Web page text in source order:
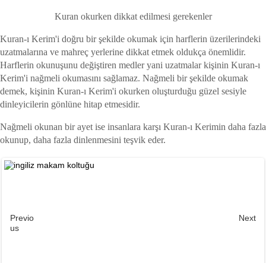
Kuran okurken dikkat edilmesi gerekenler
Kuran-ı Kerim'i doğru bir şekilde okumak için harflerin üzerilerindeki
uzatmalarına ve mahreç yerlerine dikkat etmek oldukça önemlidir.
Harflerin okunuşunu değiştiren medler yani uzatmalar kişinin Kuran-ı
Kerim'i nağmeli okumasını sağlamaz. Nağmeli bir şekilde okumak
demek, kişinin Kuran-ı Kerim'i okurken oluşturduğu güzel sesiyle
dinleyicilerin gönlüne hitap etmesidir.
Nağmeli okunan bir ayet ise insanlara karşı Kuran-ı Kerimin daha fazla
okunup, daha fazla dinlenmesini teşvik eder.
Previo
us
Next